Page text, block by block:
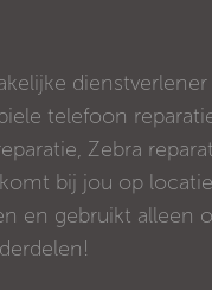
telefoon
Zebra
bij jou op
en gebruikt alleen